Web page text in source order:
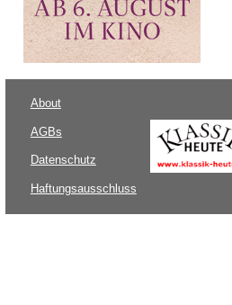
About
AGBs
Datenschutz
Haftungsausschluss